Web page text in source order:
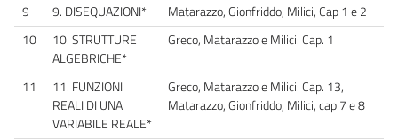
9
9. DISEQUAZIONI*
Matarazzo, Gionfriddo, Milici, Cap 1 e 2
10
10. STRUTTURE
ALGEBRICHE*
Greco, Matarazzo e Milici: Cap. 1
11
11. FUNZIONI
REALI DI UNA
VARIABILE REALE*
Greco, Matarazzo e Milici: Cap. 13,
Matarazzo, Gionfriddo, Milici, cap 7 e 8